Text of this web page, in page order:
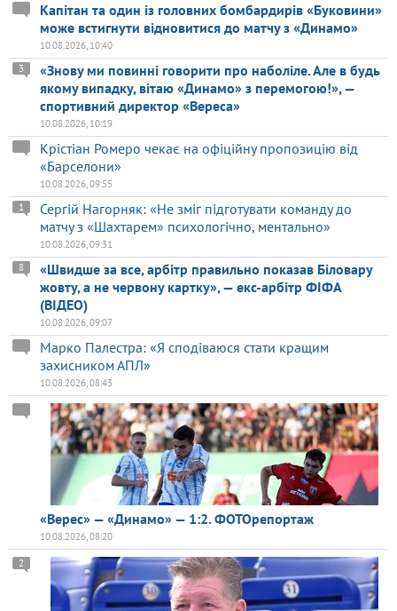
Капітан та один із головних бомбардирів «Буковини»
може встигнути відновитися до матчу з «Динамо»
10.08.2026, 10:40
«Знову ми повинні говорити про наболіле. Але в будь
якому випадку, вітаю «Динамо» з перемогою!», —
спортивний директор «Вереса»
3
10.08.2026, 10:19
Крістіан Ромеро чекає на офіційну пропозицію від
«Барселони»
10.08.2026, 09:55
Сергій Нагорняк: «Не зміг підготувати команду до
матчу з «Шахтарем» психологічно, ментально»
1
10.08.2026, 09:31
«Швидше за все, арбітр правильно показав Біловару
жовту, а не червону картку», — екс-арбітр ФІФА
(ВІДЕО)
8
10.08.2026, 09:07
Марко Палестра: «Я сподіваюся стати кращим
захисником АПЛ»
10.08.2026, 08:43
«Верес» — «Динамо» — 1:2. ФОТОрепортаж
10.08.2026, 08:20
2